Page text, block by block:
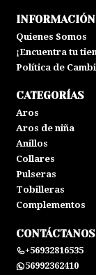
INFORMACIÓN
Quienes Somos
¡Encuentra tu
Política de
CATEGORÍAS
Aros
Aros de niña
Anillos
Collares
Pulseras
Tobilleras
Complementos
CONTÁCTANOS
+56932816535
56992362410